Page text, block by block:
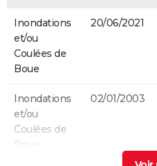
Inondations
et/ou
Coulées de
Boue
20/06/2021
Inondations
et/ou
Coulées de
Boue
02/01/2003